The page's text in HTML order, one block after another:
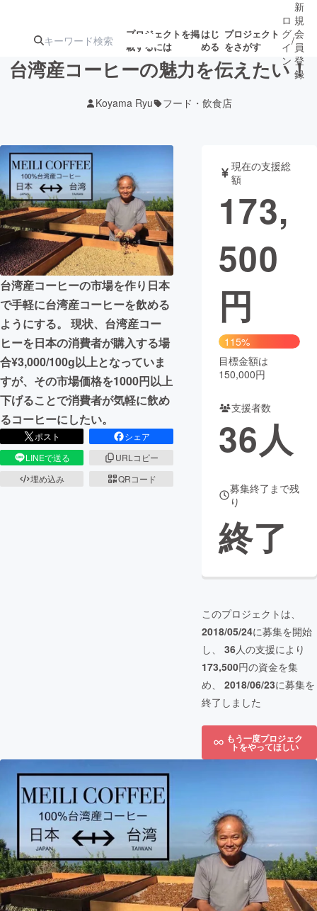
プロジェクトを掲
載するには
はじ
める
プロジェクト
をさがす
アート・写真
テクノロジー・ガジェット ゲーム・サ
映像・映画 書籍・雑誌
ビジネス・起業
まちづくり・地域活性化
CAMPFIRE for Social Good
CAMPFIREふるさと納税machi-ya コミュニティ
ロ
グ
イ
ン
/
新
規
会
員
登
録
台湾産コーヒーの魅力を伝えたい！
Koyama Ryu フード・飲食店
台湾産コーヒーの市場を作り日本
で手軽に台湾産コーヒーを飲める
ようにする。 現状、台湾産コー
ヒーを日本の消費者が購入する場
合¥3,000/100g以上となっていま
すが、その市場価格を1000円以上
下げることで消費者が気軽に飲め
るコーヒーにしたい。
ポスト
シェア
LINEで送る
URLコピー
埋め込み
QRコード
現在の支援総
額
173,
500
円
115%
目標金額は
150,000円
支援者数
36人
募集終了まで残
り
終了
このプロジェクトは、
2018/05/24に募集を開始
し、 36人の支援により
173,500円の資金を集
め、 2018/06/23に募集を
終了しました
もう一度プロジェク
トをやってほしい